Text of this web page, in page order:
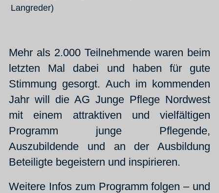
Langreder)
Mehr als 2.000 Teilnehmende waren beim
letzten Mal dabei und haben für gute
Stimmung gesorgt. Auch im kommenden
Jahr will die AG Junge Pflege Nordwest
mit einem attraktiven und vielfältigen
Programm junge Pflegende,
Auszubildende und an der Ausbildung
Beteiligte begeistern und inspirieren.
Weitere Infos zum Programm folgen – und